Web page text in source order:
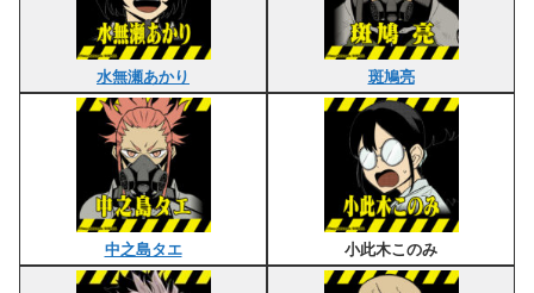
水無瀬あかり 斑鳩亮
中之島タエ 小此木このみ